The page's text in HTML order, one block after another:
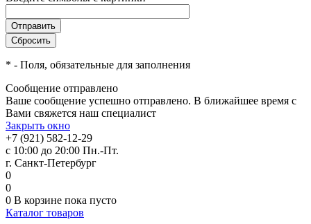
* - Поля, обязательные для заполнения
Сообщение отправлено
Ваше сообщение успешно отправлено. В ближайшее время с
Вами свяжется наш специалист
Закрыть окно
+7 (921) 582-12-29
с 10:00 до 20:00 Пн.-Пт.
г. Санкт-Петербург
0
0
0 В корзине пока пусто
Каталог товаров